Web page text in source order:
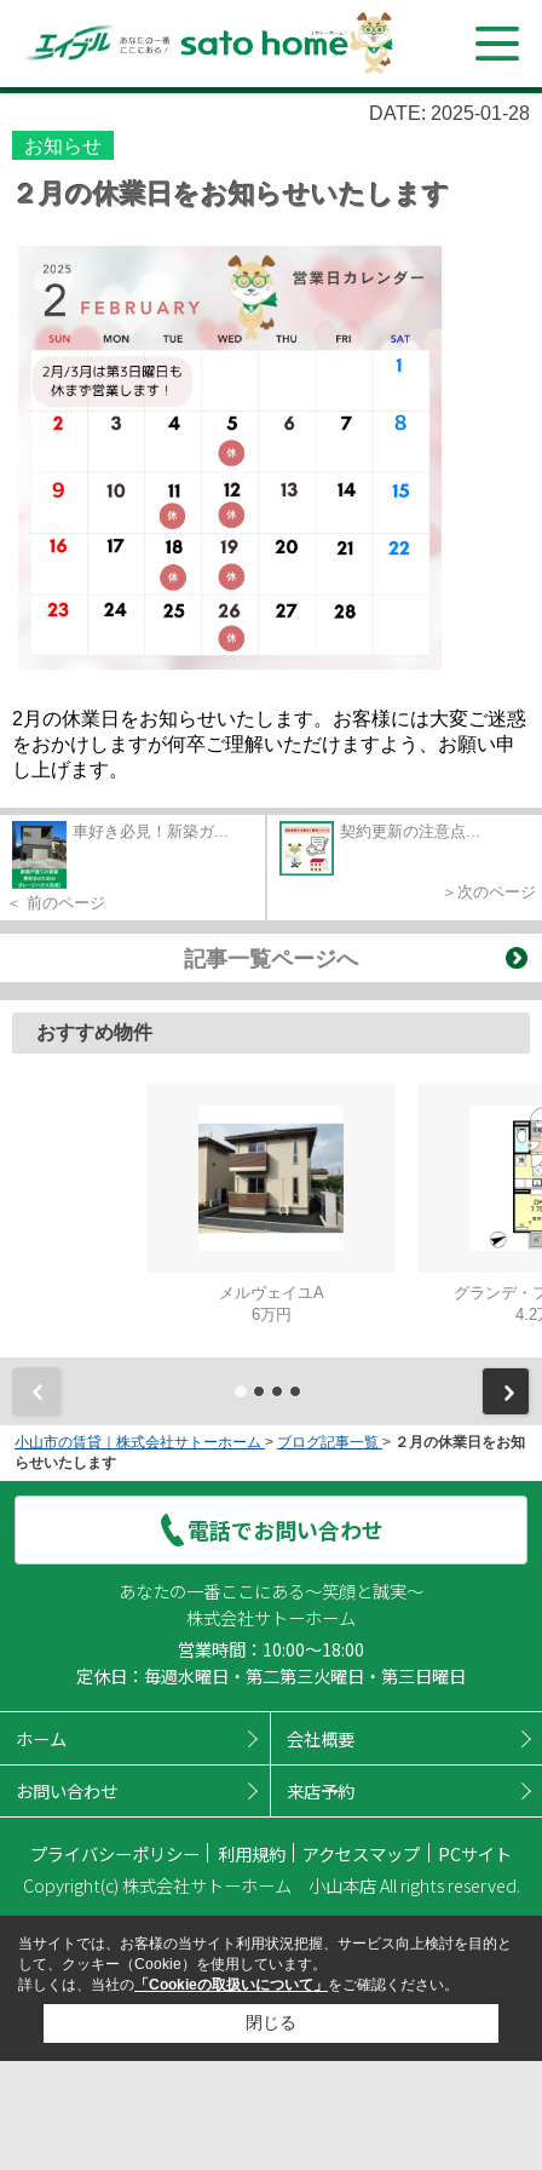
DATE: 2025-01-28
お知らせ
２月の休業日をお知らせいたします
2 月の休業日をお知らせいたします。お客様には大変ご迷惑
をおかけしますが何卒ご理解いただけますよう、お願い申
し上げます。
車好き必見！新築ガ...
＜ 前のページ
契約更新の注意点...
＞次のページ
記事一覧ページへ
おすすめ物件
メルヴェイユA
6万円
グランデ・
4.2
小山市の賃貸｜株式会社サトーホーム > ブログ記事一覧 > ２月の休業日をお知
らせいたします
電話でお問い合わせ
あなたの一番ここにある～笑顔と誠実～
株式会社サトーホーム
営業時間：10:00～18:00
定休日：毎週水曜日・第二第三火曜日・第三日曜日
ホーム 会社概要
お問い合わせ 来店予約
プライバシーポリシー 利用規約 アクセスマップ
PCサイト
Copyright(c) 株式会社サトーホーム 小山本店 All rights reserved.
当サイトでは、お客様の当サイト利用状況把握、サービス向上検討を目的と
して、クッキー（Cookie）を使用しています。
詳しくは、当社の 「Cookieの取扱いについて」 をご確認ください。
閉じる